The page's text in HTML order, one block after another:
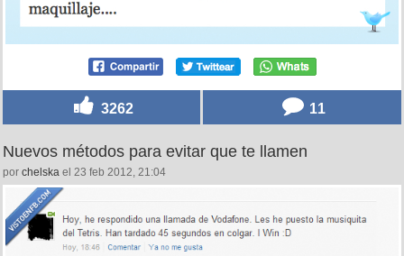
3262 11
Nuevos métodos para evitar que te llamen
por chelska el 23 feb 2012, 21:04